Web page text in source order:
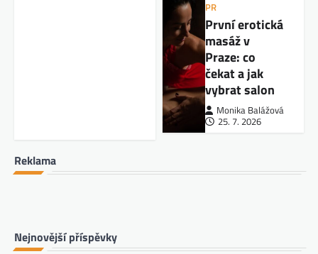
PR
První erotická
masáž v
Praze: co
čekat a jak
vybrat salon
Monika Balážová
25. 7. 2026
Reklama
Nejnovější příspěvky